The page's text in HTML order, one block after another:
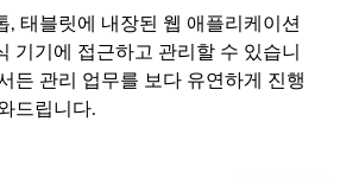
, 태블릿에 내장된 웹 애플리케이션
기기에 접근하고 관리할 수 있습니
든 관리 업무를 보다 유연하게 진행
드립니다.